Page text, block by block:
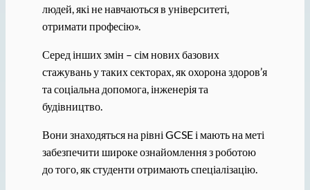
людей, які не навчаються в університеті,
отримати професію».
Серед інших змін – сім нових базових
стажувань у таких секторах, як охорона здоров’я
та соціальна допомога, інженерія та
будівництво.
Вони знаходяться на рівні GCSE і мають на меті
забезпечити широке ознайомлення з роботою
до того, як студенти отримають спеціалізацію.